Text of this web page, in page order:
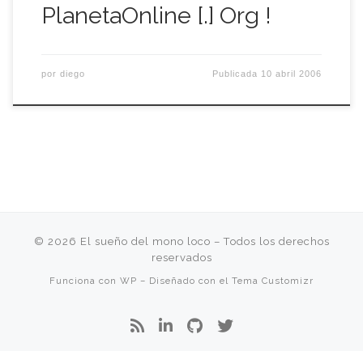
PlanetaOnline [.] Org !
por diego Publicada 10 abril 2006
© 2026 El sueño del mono loco – Todos los derechos
reservados
Funciona con WP – Diseñado con el Tema Customizr